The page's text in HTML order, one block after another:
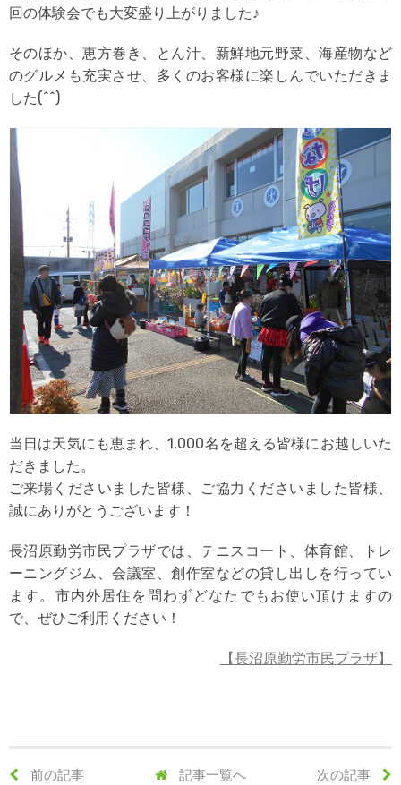
回の体験会でも大変盛り上がりました♪
そのほか、恵方巻き、とん汁、新鮮地元野菜、海産物など
のグルメも充実させ、多くのお客様に楽しんでいただきま
した(^^)
当日は天気にも恵まれ、1,000名を超える皆様にお越しいた
だきました。
ご来場くださいました皆様、ご協力くださいました皆様、
誠にありがとうございます！
長沼原勤労市民プラザでは、テニスコート、体育館、トレ
ーニングジム、会議室、創作室などの貸し出しを行ってい
ます。市内外居住を問わずどなたでもお使い頂けますの
で、ぜひご利用ください！
【長沼原勤労市民プラザ】
前の記事 記事一覧へ 次の記事